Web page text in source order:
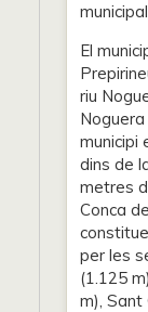
El
riu
municipi
dins de
metres
Conca
per les
(1.125
m), Sant